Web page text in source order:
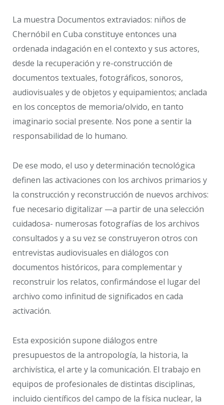
La muestra Documentos extraviados: niños de
Chernóbil en Cuba constituye entonces una
ordenada indagación en el contexto y sus actores,
desde la recuperación y re-construcción de
documentos textuales, fotográficos, sonoros,
audiovisuales y de objetos y equipamientos; anclada
en los conceptos de memoria/olvido, en tanto
imaginario social presente. Nos pone a sentir la
responsabilidad de lo humano.
De ese modo, el uso y determinación tecnológica
definen las activaciones con los archivos primarios y
la construcción y reconstrucción de nuevos archivos:
fue necesario digitalizar —a partir de una selección
cuidadosa- numerosas fotografías de los archivos
consultados y a su vez se construyeron otros con
entrevistas audiovisuales en diálogos con
documentos históricos, para complementar y
reconstruir los relatos, confirmándose el lugar del
archivo como infinitud de significados en cada
activación.
Esta exposición supone diálogos entre
presupuestos de la antropología, la historia, la
archivística, el arte y la comunicación. El trabajo en
equipos de profesionales de distintas disciplinas,
incluido científicos del campo de la física nuclear, la